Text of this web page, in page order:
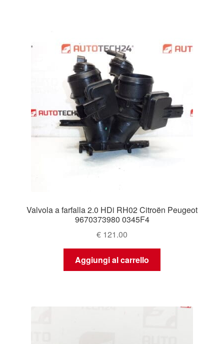
Valvola a farfalla 2.0 HDi RH02 Citroën Peugeot
9670373980 0345F4
€ 121.00
Aggiungi al carrello